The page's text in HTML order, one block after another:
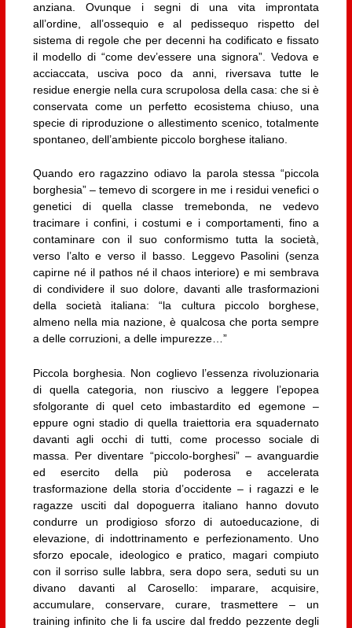
anziana. Ovunque i segni di una vita improntata
all’ordine, all’ossequio e al pedissequo rispetto del
sistema di regole che per decenni ha codificato e fissato
il modello di “come dev’essere una signora”. Vedova e
acciaccata, usciva poco da anni, riversava tutte le
residue energie nella cura scrupolosa della casa: che si è
conservata come un perfetto ecosistema chiuso, una
specie di riproduzione o allestimento scenico, totalmente
spontaneo, dell’ambiente piccolo borghese italiano.
Quando ero ragazzino odiavo la parola stessa “piccola
borghesia” – temevo di scorgere in me i residui venefici o
genetici di quella classe tremebonda, ne vedevo
tracimare i confini, i costumi e i comportamenti, fino a
contaminare con il suo conformismo tutta la società,
verso l’alto e verso il basso. Leggevo Pasolini (senza
capirne né il pathos né il chaos interiore) e mi sembrava
di condividere il suo dolore, davanti alle trasformazioni
della società italiana: “la cultura piccolo borghese,
almeno nella mia nazione, è qualcosa che porta sempre
a delle corruzioni, a delle impurezze…”
Piccola borghesia. Non coglievo l’essenza rivoluzionaria
di quella categoria, non riuscivo a leggere l’epopea
sfolgorante di quel ceto imbastardito ed egemone –
eppure ogni stadio di quella traiettoria era squadernato
davanti agli occhi di tutti, come processo sociale di
massa. Per diventare “piccolo-borghesi” – avanguardie
ed esercito della più poderosa e accelerata
trasformazione della storia d’occidente – i ragazzi e le
ragazze usciti dal dopoguerra italiano hanno dovuto
condurre un prodigioso sforzo di autoeducazione, di
elevazione, di indottrinamento e perfezionamento. Uno
sforzo epocale, ideologico e pratico, magari compiuto
con il sorriso sulle labbra, sera dopo sera, seduti su un
divano davanti al Carosello: imparare, acquisire,
accumulare, conservare, curare, trasmettere – un
training infinito che li fa uscire dal freddo pezzente degli